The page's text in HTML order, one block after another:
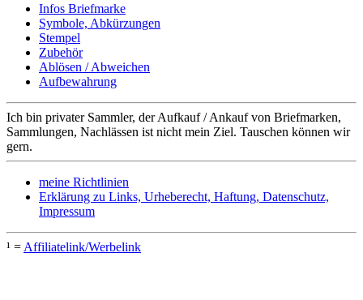
Infos Briefmarke
Symbole, Abkürzungen
Stempel
Zubehör
Ablösen / Abweichen
Aufbewahrung
Ich bin privater Sammler, der Aufkauf / Ankauf von Briefmarken,
Sammlungen, Nachlässen ist nicht mein Ziel. Tauschen können wir
gern.
meine Richtlinien
Erklärung zu Links, Urheberecht, Haftung, Datenschutz,
Impressum
¹ = Affiliatelink/Werbelink